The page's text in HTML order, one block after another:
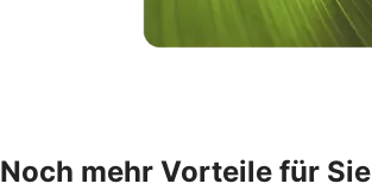
Noch mehr Vorteile für Sie